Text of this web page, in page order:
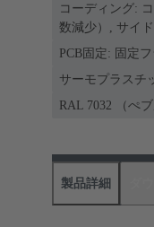
コーディング:
数減少）, サイ
PCB固定: 固定
サーモプラスチ
RAL 7032 （ぺブ
製品詳細